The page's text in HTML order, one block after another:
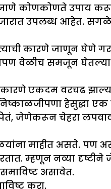
कोणकोणते उपाय
उपलब्ध आहेत.
त्याची कारणे जाणून
वेळीच समजून घेतल्या
कारणे एकदम वरचढ
हेसुद्धा
जेणेकरून चेहरा
माहीत असते. पण
म्हणून नव्या
असावेत.
करा.